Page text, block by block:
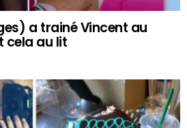
a trainé Vincent au
cela au lit